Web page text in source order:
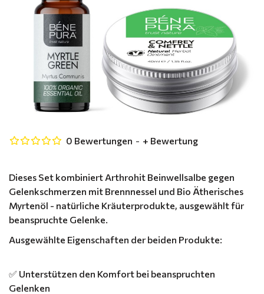
Dieses Set kombiniert Arthrohit Beinwellsalbe gegen
Gelenkschmerzen mit Brennnessel und Bio Ätherisches
Myrtenöl - natürliche Kräuterprodukte, ausgewählt für
beanspruchte Gelenke.
Ausgewählte Eigenschaften der beiden Produkte:
✅ Unterstützen den Komfort bei beanspruchten
Gelenken
0 Bewertungen - + Bewertung